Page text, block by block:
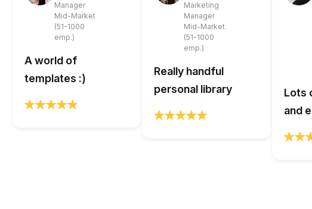
Manager
Mid-Market
(51-1000
emp.)
A world of
templates :)
Marketing
Manager
Mid-Market
(51-1000
emp.)
Really handful
personal library
Lots
and